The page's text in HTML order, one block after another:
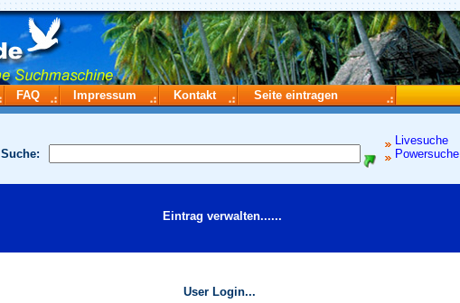
FAQ Impressum Kontakt Seite eintragen
Suche:
Livesuche
Powersuche
Eintrag verwalten......
User Login...